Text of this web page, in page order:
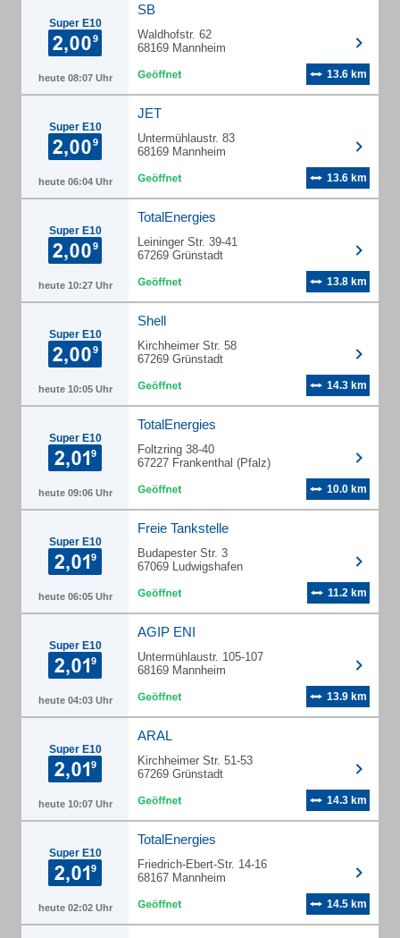
Super E10
heute 08:07 Uhr
SB
Waldhofstr. 62
68169 Mannheim
13.6 km
Super E10
heute 06:04 Uhr
JET
Untermühlaustr. 83
68169 Mannheim
13.6 km
Super E10
heute 10:27 Uhr
TotalEnergies
Leininger Str. 39-41
67269 Grünstadt
13.8 km
Super E10
heute 10:05 Uhr
Shell
Kirchheimer Str. 58
67269 Grünstadt
14.3 km
Super E10
heute 09:06 Uhr
TotalEnergies
Foltzring 38-40
67227 Frankenthal (Pfalz)
10.0 km
Super E10
heute 06:05 Uhr
Freie Tankstelle
Budapester Str. 3
67069 Ludwigshafen
11.2 km
Super E10
heute 04:03 Uhr
AGIP ENI
Untermühlaustr. 105-107
68169 Mannheim
13.9 km
Super E10
heute 10:07 Uhr
ARAL
Kirchheimer Str. 51-53
67269 Grünstadt
14.3 km
Super E10
heute 02:02 Uhr
TotalEnergies
Friedrich-Ebert-Str. 14-16
68167 Mannheim
14.5 km